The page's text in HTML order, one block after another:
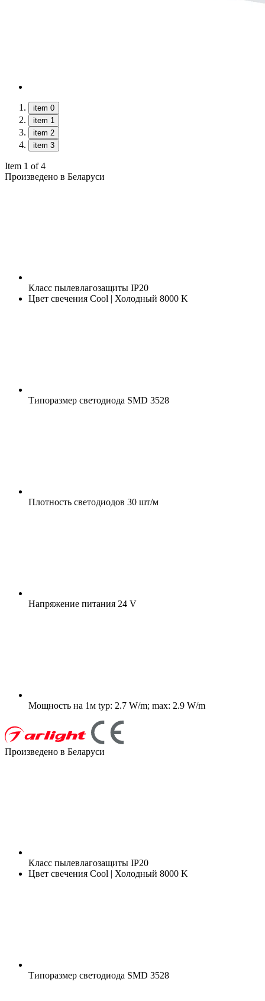
item 0
item 1
item 2
item 3
Item 1 of 4
Произведено в Беларуси
Класс пылевлагозащиты IP20
Цвет свечения Cool | Холодный 8000 K
Типоразмер светодиода SMD 3528
Плотность светодиодов 30 шт/м
Напряжение питания 24 V
Мощность на 1м typ: 2.7 W/m; max: 2.9 W/m
Произведено в Беларуси
Класс пылевлагозащиты IP20
Цвет свечения Cool | Холодный 8000 K
Типоразмер светодиода SMD 3528